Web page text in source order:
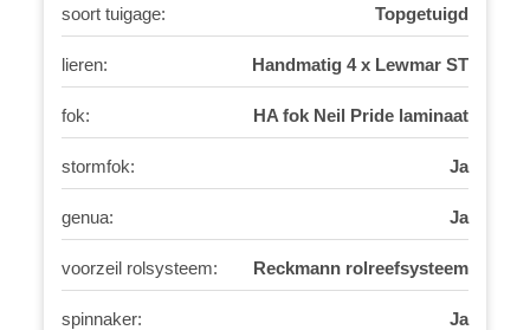
soort tuigage: Topgetuigd
lieren: Handmatig 4 x Lewmar ST
fok: HA fok Neil Pride laminaat
stormfok: Ja
genua: Ja
voorzeil rolsysteem: Reckmann rolreefsysteem
spinnaker: Ja